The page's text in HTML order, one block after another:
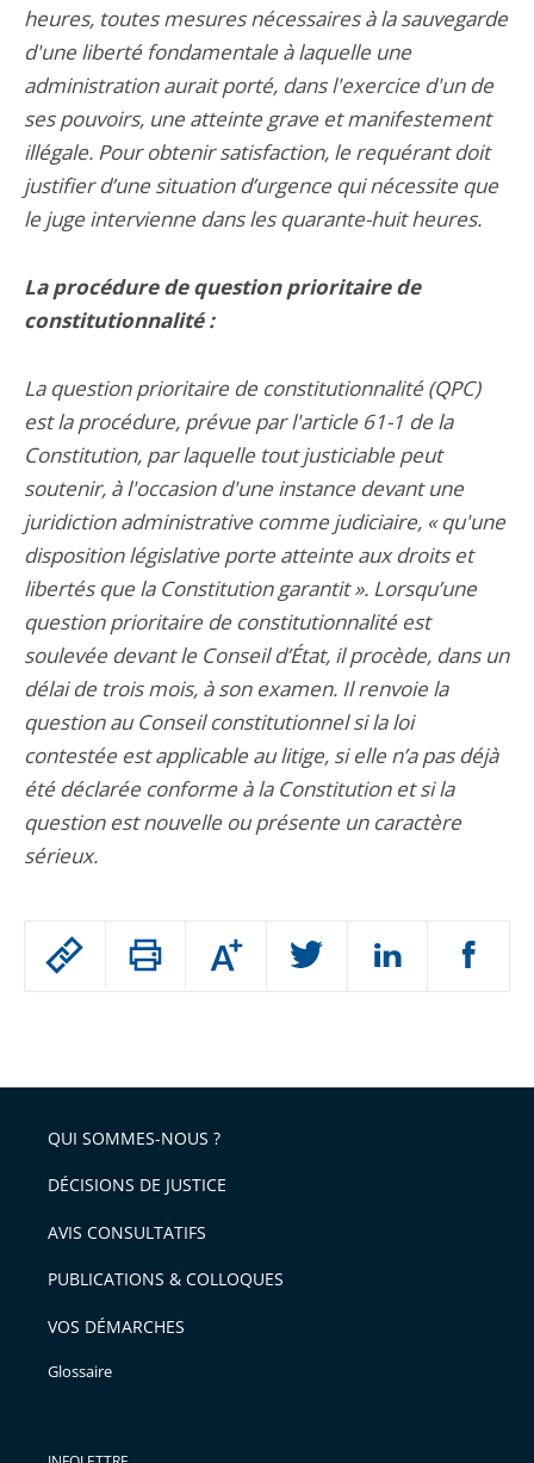
Passer
arriver
après
Augmenter
ou
l'article
pour
avant
heures, toutes mesures nécessaires à la sauvegarde
d'une liberté fondamentale à laquelle une
administration aurait porté, dans l'exercice d'un de
ses pouvoirs, une atteinte grave et manifestement
illégale. Pour obtenir satisfaction, le requérant doit
justifier d’une situation d’urgence qui nécessite que
le juge intervienne dans les quarante-huit heures.
La procédure de question prioritaire de
constitutionnalité :
La question prioritaire de constitutionnalité (QPC)
est la procédure, prévue par l'article 61-1 de la
Constitution, par laquelle tout justiciable peut
soutenir, à l'occasion d'une instance devant une
juridiction administrative comme judiciaire, « qu'une
disposition législative porte atteinte aux droits et
libertés que la Constitution garantit ». Lorsqu’une
question prioritaire de constitutionnalité est
soulevée devant le Conseil d’État, il procède, dans un
délai de trois mois, à son examen. Il renvoie la
question au Conseil constitutionnel si la loi
contestée est applicable au litige, si elle n’a pas déjà
été déclarée conforme à la Constitution et si la
question est nouvelle ou présente un caractère
sérieux.
QUI SOMMES-NOUS ?
DÉCISIONS DE JUSTICE
AVIS CONSULTATIFS
PUBLICATIONS & COLLOQUES
VOS DÉMARCHES
Glossaire